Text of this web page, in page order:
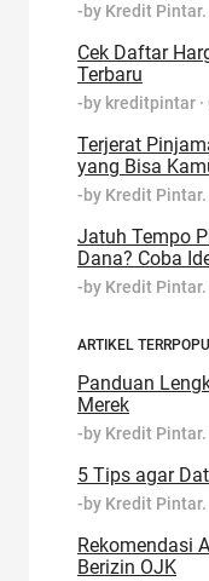
-by Kredit Pintar.
Cek Daftar
Terbaru
-by kreditpintar ·
Terjerat
yang Bisa
-by Kredit Pintar.
Jatuh Tempo
Dana? Coba
-by Kredit Pintar.
ARTIKEL
Panduan
Merek
-by Kredit Pintar.
5 Tips agar
-by Kredit Pintar.
Rekomendasi
Berizin OJK